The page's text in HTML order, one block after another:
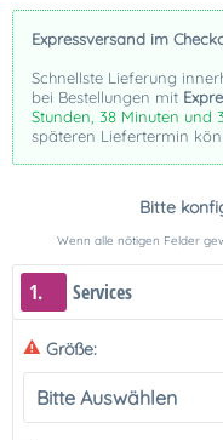
Expressversand im
Schnellste Lieferung
bei Bestellungen mit
Stunden, 38 Minuten und
späteren Liefertermin
Bitte
Wenn alle nötigen Felder
1. Services
Größe: